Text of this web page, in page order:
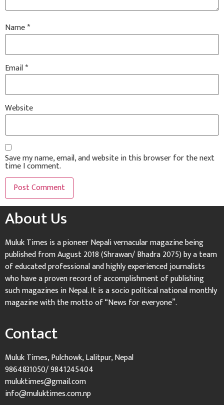
Name*
Email*
Website
Save my name, email, and website in this browser for the next
time I comment.
About Us
Muluk Times is a pioneer Nepali vernacular magazine being
published from August 2018 (Shrawan/ Bhadra 2075) by a team
of educated professional and highly experienced journalists
who have a proven record of accomplishment of publishing
such magazines in Nepal. It is a socio political national monthly
magazine with the motto of “News for everyone”.
Contact
Muluk Times, Pulchowk, Lalitpur, Nepal
9864831050/ 9841245404
muluktimes@gmail.com
info@muluktimes.com.np